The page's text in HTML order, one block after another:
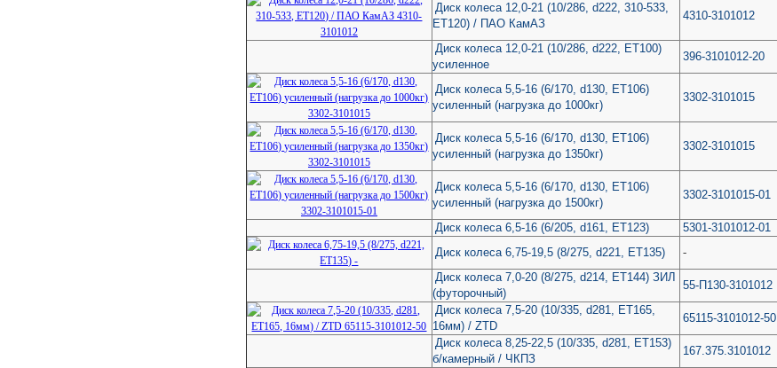
Диск колеса 12,0-21 (10/286, d222, 310-533,
ЕТ120) / ПАО КамАЗ
4310-3101012
Диск колеса 12,0-21 (10/286, d222, ЕТ100)
усиленное
396-3101012-20
Диск колеса 5,5-16 (6/170, d130, ET106)
усиленный (нагрузка до 1000кг)
3302-3101015
Диск колеса 5,5-16 (6/170, d130, ET106)
усиленный (нагрузка до 1350кг)
3302-3101015
Диск колеса 5,5-16 (6/170, d130, ET106)
усиленный (нагрузка до 1500кг)
3302-3101015-01
Диск колеса 6,5-16 (6/205, d161, ET123) 5301-3101012-01
Диск колеса 6,75-19,5 (8/275, d221, ET135)
-
Диск колеса 7,0-20 (8/275, d214, ET144) ЗИЛ
(футорочный)
55-П130-3101012
Диск колеса 7,5-20 (10/335, d281, ET165,
16мм) / ZTD
65115-3101012-50
Диск колеса 8,25-22,5 (10/335, d281, ЕТ153)
б/камерный / ЧКПЗ
167.375.3101012